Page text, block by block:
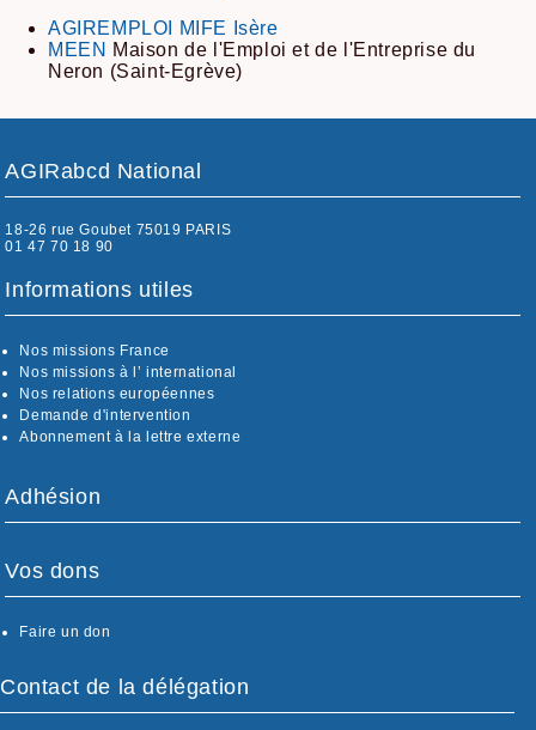
AGIREMPLOI MIFE Isère
MEEN Maison de l'Emploi et de l'Entreprise du
Neron (Saint-Egrève)
AGIRabcd National
18-26 rue Goubet 75019 PARIS
01 47 70 18 90
Informations utiles
Nos missions France
Nos missions à l’ international
Nos relations européennes
Demande d'intervention
Abonnement à la lettre externe
Adhésion
Vos dons
Faire un don
Contact de la délégation